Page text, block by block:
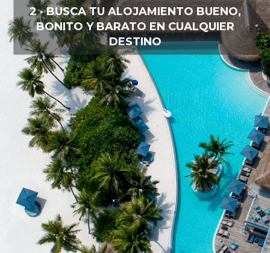
2 · BUSCA TU ALOJAMIENTO BUENO,
BONITO Y BARATO EN CUALQUIER
DESTINO